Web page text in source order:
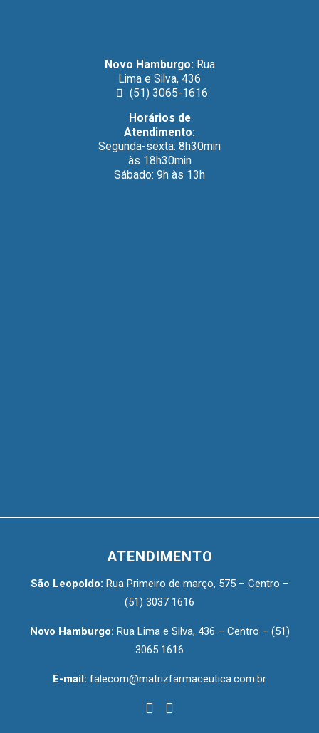
Novo Hamburgo: Rua
Lima e Silva, 436
(51) 3065-1616
Horários de
Atendimento:
Segunda-sexta: 8h30min
às 18h30min
Sábado: 9h às 13h
ATENDIMENTO
São Leopoldo: Rua Primeiro de março, 575 – Centro –
(51) 3037 1616
Novo Hamburgo: Rua Lima e Silva, 436 – Centro – (51)
3065 1616
E-mail: falecom@matrizfarmaceutica.com.br